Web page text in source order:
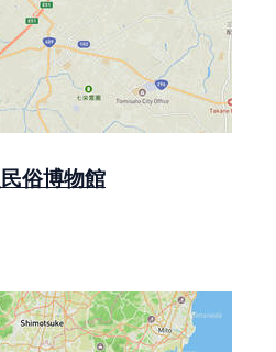
俗博物館